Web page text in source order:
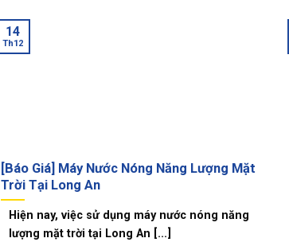
[Báo Giá] Máy Nước Nóng Năng Lượng Mặt
Trời Tại Long An
Hiện nay, việc sử dụng máy nước nóng năng
lượng mặt trời tại Long An [...]
14
Th12